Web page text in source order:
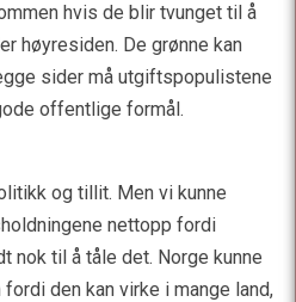
hvis de blir tvunget til å
høyresiden. De grønne kan
sider må utgiftspopulistene
offentlige formål.
og tillit. Men vi kunne
nettopp fordi
nok til å tåle det. Norge kunne
den kan virke i mange land,